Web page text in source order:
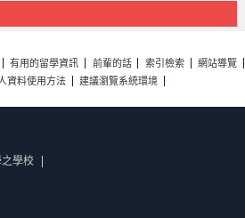
有用的留學資訊 前輩的話 索引檢索
網站導覽
資料使用方法 建議瀏覽系統環境
學校